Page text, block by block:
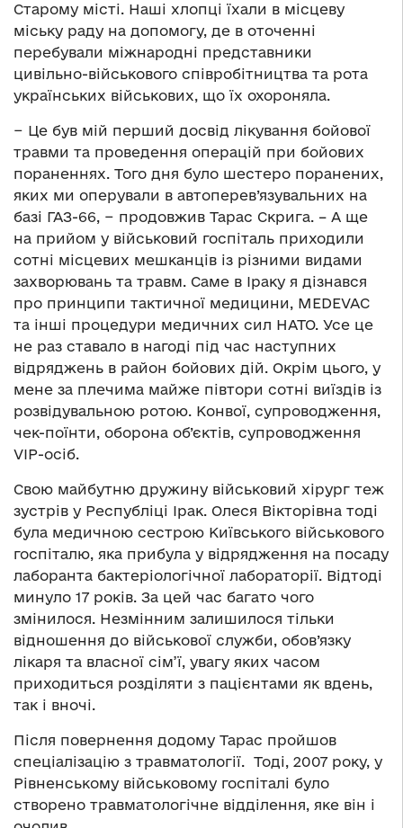
Старому місті. Наші хлопці їхали в місцеву
міську раду на допомогу, де в оточенні
перебували міжнародні представники
цивільно-військового співробітництва та рота
українських військових, що їх охороняла.
− Це був мій перший досвід лікування бойової
травми та проведення операцій при бойових
пораненнях. Того дня було шестеро поранених,
яких ми оперували в автоперев’язувальних на
базі ГАЗ-66, − продовжив Тарас Скрига. – А ще
на прийом у військовий госпіталь приходили
сотні місцевих мешканців із різними видами
захворювань та травм. Саме в Іраку я дізнався
про принципи тактичної медицини, MEDEVAC
та інші процедури медичних сил НАТО. Усе це
не раз ставало в нагоді під час наступних
відряджень в район бойових дій. Окрім цього, у
мене за плечима майже півтори сотні виїздів із
розвідувальною ротою. Конвої, супроводження,
чек-поїнти, оборона об’єктів, супроводження
VIP-осіб.
Свою майбутню дружину військовий хірург теж
зустрів у Республіці Ірак. Олеся Вікторівна тоді
була медичною сестрою Київського військового
госпіталю, яка прибула у відрядження на посаду
лаборанта бактеріологічної лабораторії. Відтоді
минуло 17 років. За цей час багато чого
змінилося. Незмінним залишилося тільки
відношення до військової служби, обов’язку
лікаря та власної сім’ї, увагу яких часом
приходиться розділяти з пацієнтами як вдень,
так і вночі.
Після повернення додому Тарас пройшов
спеціалізацію з травматології. Тоді, 2007 року, у
Рівненському військовому госпіталі було
створено травматологічне відділення, яке він і